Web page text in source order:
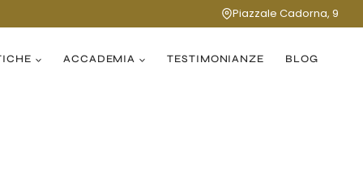
Piazzale Cadorna, 9
ACCADEMIA TESTIMONIANZE BLOG